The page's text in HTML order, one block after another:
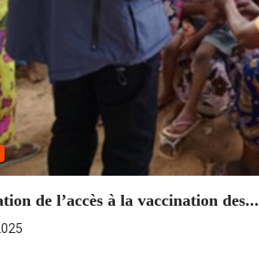
de l’accès à la vaccination des...